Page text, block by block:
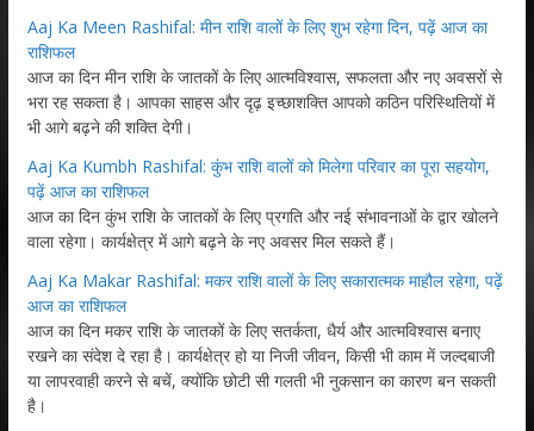
Aaj Ka Meen Rashifal: मीन राशि वालों के लिए शुभ रहेगा दिन, पढ़ें आज का
राशिफल
आज का दिन मीन राशि के जातकों के लिए आत्मविश्वास, सफलता और नए अवसरों से
भरा रह सकता है। आपका साहस और दृढ़ इच्छाशक्ति आपको कठिन परिस्थितियों में
भी आगे बढ़ने की शक्ति देगी।
Aaj Ka Kumbh Rashifal: कुंभ राशि वालों को मिलेगा परिवार का पूरा सहयोग,
पढ़ें आज का राशिफल
आज का दिन कुंभ राशि के जातकों के लिए प्रगति और नई संभावनाओं के द्वार खोलने
वाला रहेगा। कार्यक्षेत्र में आगे बढ़ने के नए अवसर मिल सकते हैं।
Aaj Ka Makar Rashifal: मकर राशि वालों के लिए सकारात्मक माहौल रहेगा, पढ़ें
आज का राशिफल
आज का दिन मकर राशि के जातकों के लिए सतर्कता, धैर्य और आत्मविश्वास बनाए
रखने का संदेश दे रहा है। कार्यक्षेत्र हो या निजी जीवन, किसी भी काम में जल्दबाजी
या लापरवाही करने से बचें, क्योंकि छोटी सी गलती भी नुकसान का कारण बन सकती
है।